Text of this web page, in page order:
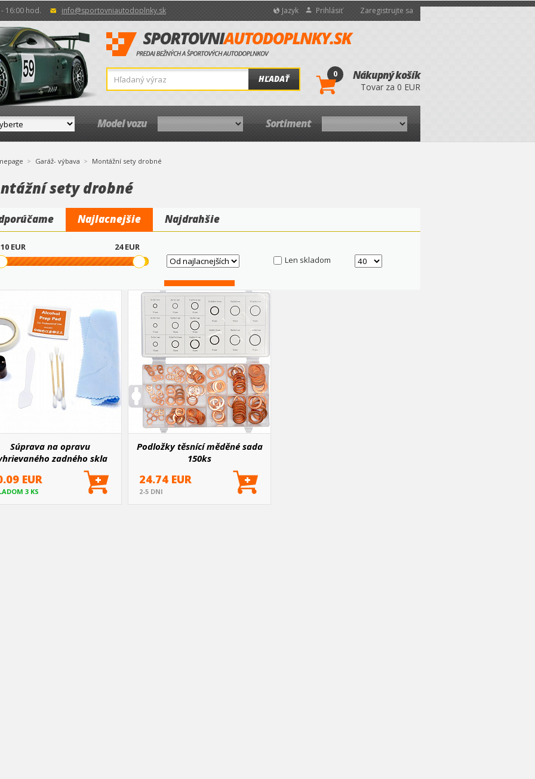
16:00 hod. info@sportovniautodoplnky.sk Jazyk Prihlásiť Zaregistrujte sa
HĽADAŤ 0 Nákupný košík
Tovar za 0 EUR
Model vozu Sortiment
Garáž- výbava Montážní sety drobné
sety drobné
Najlacnejšie Najdrahšie
10 EUR 24EUR
Len skladom
Súprava na opravu
zadného skla
EUR
3 KS
Podložky těsnící měděné sada
150ks
24.74 EUR
2-5 DNI